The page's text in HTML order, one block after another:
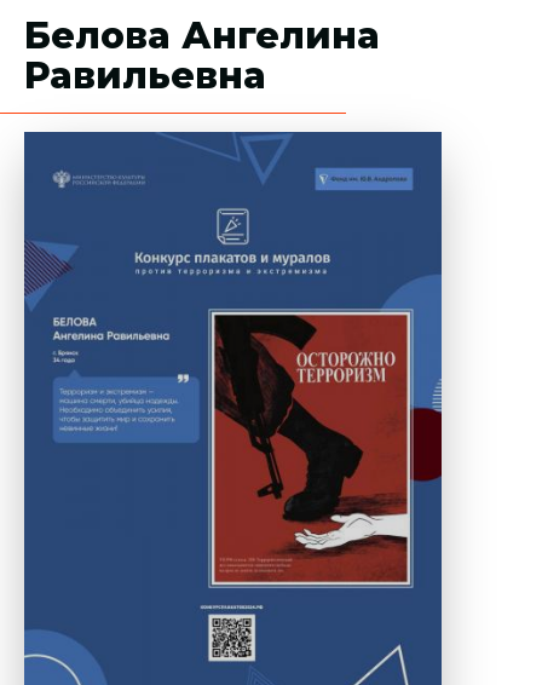
Белова Ангелина
Равильевна